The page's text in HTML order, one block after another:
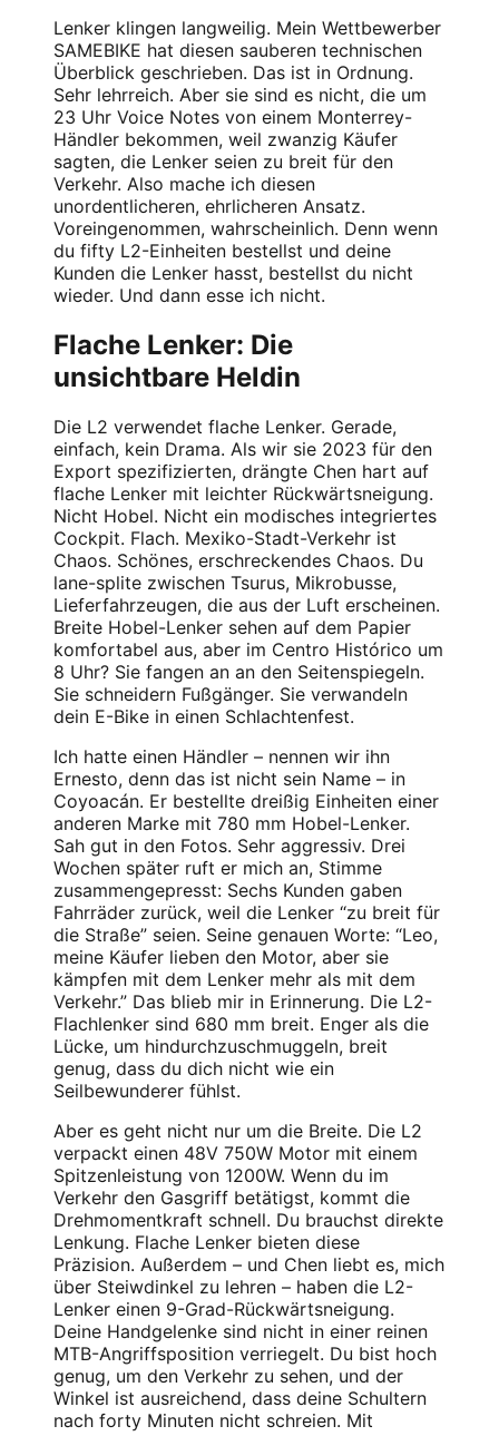
Lenker klingen langweilig. Mein Wettbewerber
SAMEBIKE hat diesen sauberen technischen
Überblick geschrieben. Das ist in Ordnung.
Sehr lehrreich. Aber sie sind es nicht, die um
23 Uhr Voice Notes von einem Monterrey-
Händler bekommen, weil zwanzig Käufer
sagten, die Lenker seien zu breit für den
Verkehr. Also mache ich diesen
unordentlicheren, ehrlicheren Ansatz.
Voreingenommen, wahrscheinlich. Denn wenn
du fifty L2-Einheiten bestellst und deine
Kunden die Lenker hasst, bestellst du nicht
wieder. Und dann esse ich nicht.
Flache Lenker: Die
unsichtbare Heldin
Die L2 verwendet flache Lenker. Gerade,
einfach, kein Drama. Als wir sie 2023 für den
Export spezifizierten, drängte Chen hart auf
flache Lenker mit leichter Rückwärtsneigung.
Nicht Hobel. Nicht ein modisches integriertes
Cockpit. Flach. Mexiko-Stadt-Verkehr ist
Chaos. Schönes, erschreckendes Chaos. Du
lane-splite zwischen Tsurus, Mikrobusse,
Lieferfahrzeugen, die aus der Luft erscheinen.
Breite Hobel-Lenker sehen auf dem Papier
komfortabel aus, aber im Centro Histórico um
8 Uhr? Sie fangen an an den Seitenspiegeln.
Sie schneidern Fußgänger. Sie verwandeln
dein E-Bike in einen Schlachtenfest.
Ich hatte einen Händler – nennen wir ihn
Ernesto, denn das ist nicht sein Name – in
Coyoacán. Er bestellte dreißig Einheiten einer
anderen Marke mit 780 mm Hobel-Lenker.
Sah gut in den Fotos. Sehr aggressiv. Drei
Wochen später ruft er mich an, Stimme
zusammengepresst: Sechs Kunden gaben
Fahrräder zurück, weil die Lenker “zu breit für
die Straße” seien. Seine genauen Worte: “Leo,
meine Käufer lieben den Motor, aber sie
kämpfen mit dem Lenker mehr als mit dem
Verkehr.” Das blieb mir in Erinnerung. Die L2-
Flachlenker sind 680 mm breit. Enger als die
Lücke, um hindurchzuschmuggeln, breit
genug, dass du dich nicht wie ein
Seilbewunderer fühlst.
Aber es geht nicht nur um die Breite. Die L2
verpackt einen 48V 750W Motor mit einem
Spitzenleistung von 1200W. Wenn du im
Verkehr den Gasgriff betätigst, kommt die
Drehmomentkraft schnell. Du brauchst direkte
Lenkung. Flache Lenker bieten diese
Präzision. Außerdem – und Chen liebt es, mich
über Steiwdinkel zu lehren – haben die L2-
Lenker einen 9-Grad-Rückwärtsneigung.
Deine Handgelenke sind nicht in einer reinen
MTB-Angriffsposition verriegelt. Du bist hoch
genug, um den Verkehr zu sehen, und der
Winkel ist ausreichend, dass deine Schultern
nach forty Minuten nicht schreien. Mit